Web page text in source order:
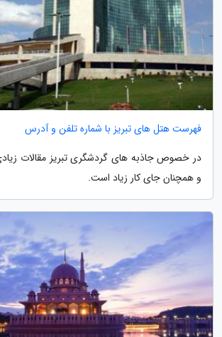
فهرست هتل های تبریز با شماره تلفن و آدرس
در خصوص جاذبه های گردشگری تبریز مقالات
و همچنان جای کار زیاد است.